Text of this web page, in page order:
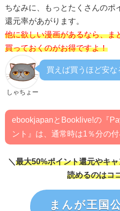
ちなみに、もっとたくさんのポ
還元率があがります。
他に欲しい漫画があるなら、ま
買っておくのがお得ですよ！
しゃちょー
買えば買うほど安な
ebookjapanとBooklive!の『
ント』は、通常時は1％分の
＼ 最大50%ポイント還元やキ
読めるのはコ
まんが王国